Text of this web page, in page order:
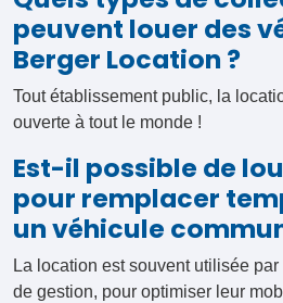
peuvent louer des
Berger Location ?
Tout établissement public, la
ouverte à tout le monde !
Est-il possible de
pour remplacer
un véhicule
La location est souvent utilisée
de gestion, pour optimiser leur